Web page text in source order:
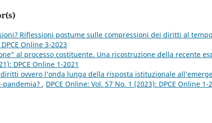
Riflessioni postume sulle compressioni dei diritti al
Online 3-2023
al processo costituente. Una ricostruzione della recente
DPCE Online 1-2021
ovvero l’onda lunga della risposta istituzionale
pandemia? , DPCE Online: Vol. 57 No. 1 (2023): DPCE Online 1-